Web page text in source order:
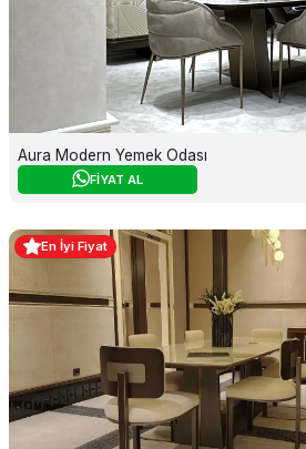
Aura Modern Yemek Odası
FİYAT AL
En İyi Fiyat